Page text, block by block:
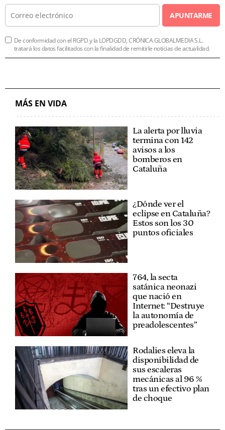
APUNTARME
De conformidad con el RGPD y la LOPDGDD, CRÓNICA GLOBALMEDIA S.L.
tratará los datos facilitados con la finalidad de remitirle noticias de actualidad.
MÁS EN VIDA
La alerta por lluvia
termina con 142
avisos a los
bomberos en
Cataluña
¿Dónde ver el
eclipse en Cataluña?
Estos son los 30
puntos oficiales
764, la secta
satánica neonazi
que nació en
Internet: “Destruye
la autonomía de
preadolescentes”
Rodalies eleva la
disponibilidad de
sus escaleras
mecánicas al 96 %
tras un efectivo plan
de choque